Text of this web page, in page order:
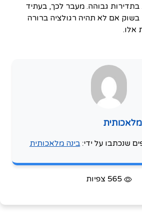
בתדירות גבוהה. מעבר לכך, בעתיד
בשוק אם לא תהיה רגולציה ברורה
אלו.
שנכתבו על ידי:בינה מלאכותית